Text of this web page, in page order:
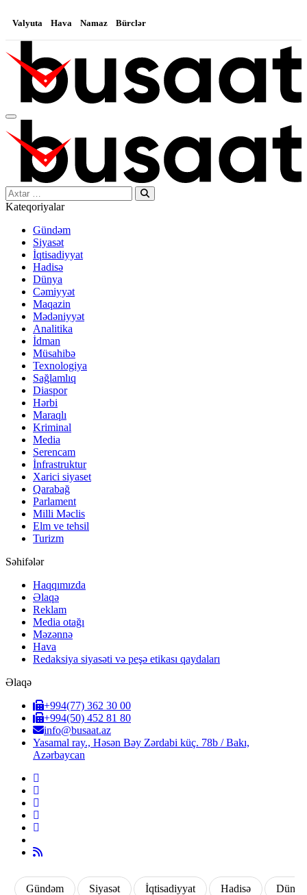
Valyuta Hava Namaz Bürclər
Search…
Kateqoriyalar
Gündəm
Siyasət
İqtisadiyyat
Hadisə
Dünya
Cəmiyyət
Maqazin
Mədəniyyət
Analitika
İdman
Müsahibə
Texnologiya
Sağlamlıq
Diaspor
Hərbi
Maraqlı
Kriminal
Media
Serencam
İnfrastruktur
Xarici siyaset
Qarabağ
Parlament
Milli Məclis
Elm ve tehsil
Turizm
Səhifələr
Haqqımızda
Əlaqə
Reklam
Media otağı
Məzənnə
Hava
Redaksiya siyasəti və peşə etikası qaydaları
Əlaqə
+994(77) 362 30 00
+994(50) 452 81 80
info@busaat.az
Yasamal ray., Həsən Bəy Zərdabi küç. 78b / Bakı,
Azərbaycan
Gündəm Siyasət İqtisadiyyat Hadisə Dünya